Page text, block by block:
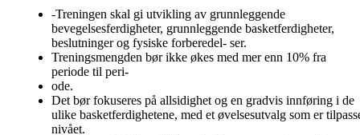
-Treningen skal gi utvikling av grunnleggende
bevegelsesferdigheter, grunnleggende basketferdigheter,
beslutninger og fysiske forberedel- ser.
Treningsmengden bør ikke økes med mer enn 10% fra
periode til peri-
ode.
Det bør fokuseres på allsidighet og en gradvis innføring i de
ulike basketferdighetene, med et øvelsesutvalg som er
nivået.